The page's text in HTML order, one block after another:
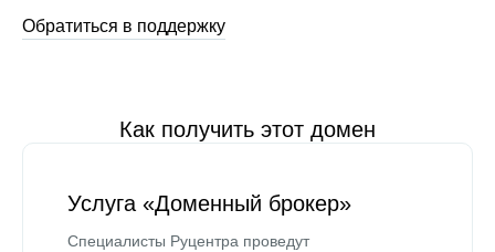
Обратиться в поддержку
Как получить этот домен
Услуга «Доменный брокер»
Специалисты Руцентра проведут